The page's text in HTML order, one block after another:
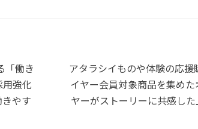
「働き
強化
やす
アタラシイものや体験の応
イヤー会員対象商品を集め
ヤーがストーリーに共感し